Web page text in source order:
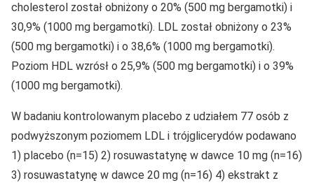
cholesterol został obniżony o 20% (500 mg bergamotki) i
30,9% (1000 mg bergamotki). LDL został obniżony o 23%
(500 mg bergamotki) i o 38,6% (1000 mg bergamotki).
Poziom HDL wzrósł o 25,9% (500 mg bergamotki) i o 39%
(1000 mg bergamotki).
W badaniu kontrolowanym placebo z udziałem 77 osób z
podwyższonym poziomem LDL i trójglicerydów podawano
1) placebo (n=15) 2) rosuwastatynę w dawce 10 mg (n=16)
3) rosuwastatynę w dawce 20 mg (n=16) 4) ekstrakt z